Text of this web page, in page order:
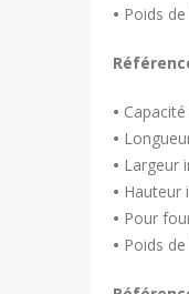
• Poids
•
•
• Largeur
• Hauteur
• Pour
• Poids